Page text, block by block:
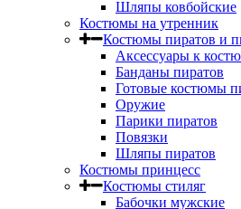
Шляпы ковбойские
Костюмы на утренник
Костюмы пиратов и
Аксессуары к
Банданы пиратов
Готовые костюмы
Оружие
Парики пиратов
Повязки
Шляпы пиратов
Костюмы принцесс
Костюмы стиляг
Бабочки мужские